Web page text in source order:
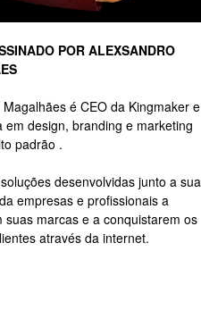
POR ALEXSANDRO
é CEO da Kingmaker
em design, branding e marketing
padrão .
desenvolvidas junto a sua
empresas e profissionais a
suas marcas e a conquistarem os
através da internet.